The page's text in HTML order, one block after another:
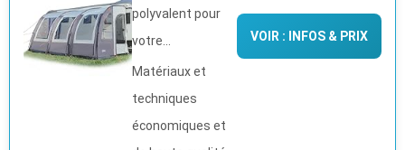
polyvalent pour
votre...
Matériaux et
techniques
économiques et
VOIR : INFOS & PRIX